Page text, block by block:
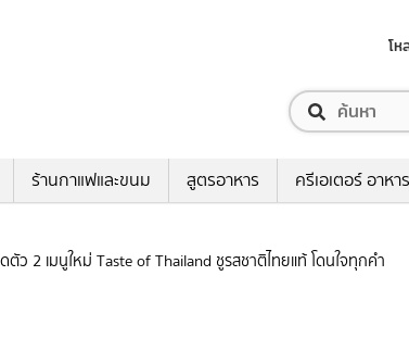
โ
ร้านกาแฟและขนม สูตรอาหาร ครีเอเตอร์ อาหาร
ว 2 เมนูใหม่ Taste of Thailand ชูรสชาติไทยแท้ โดนใจทุกคำ